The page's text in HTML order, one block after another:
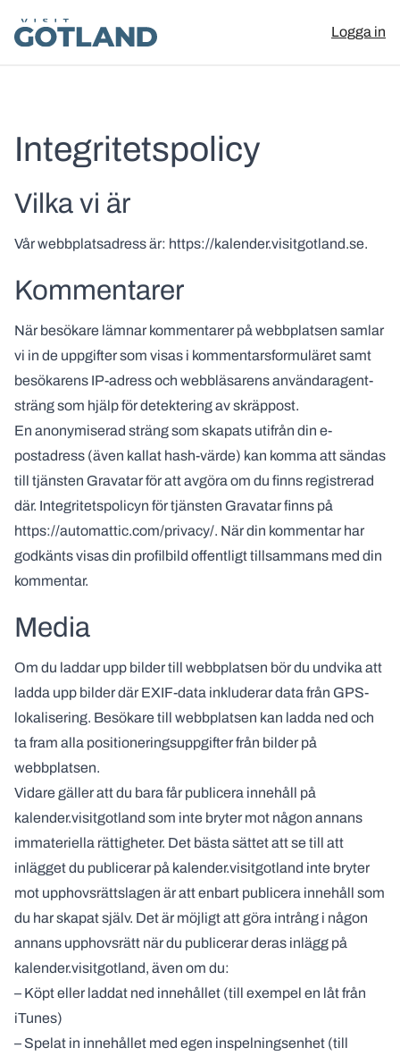
Visit Gotland
Logga in
Integritetspolicy
Vilka vi är
Vår webbplatsadress är: https://kalender.visitgotland.se.
Kommentarer
När besökare lämnar kommentarer på webbplatsen samlar
vi in de uppgifter som visas i kommentarsformuläret samt
besökarens IP-adress och webbläsarens användaragent-
sträng som hjälp för detektering av skräppost.
En anonymiserad sträng som skapats utifrån din e-
postadress (även kallat hash-värde) kan komma att sändas
till tjänsten Gravatar för att avgöra om du finns registrerad
där. Integritetspolicyn för tjänsten Gravatar finns på
https://automattic.com/privacy/. När din kommentar har
godkänts visas din profilbild offentligt tillsammans med din
kommentar.
Media
Om du laddar upp bilder till webbplatsen bör du undvika att
ladda upp bilder där EXIF-data inkluderar data från GPS-
lokalisering. Besökare till webbplatsen kan ladda ned och
ta fram alla positioneringsuppgifter från bilder på
webbplatsen.
Vidare gäller att du bara får publicera innehåll på
kalender.visitgotland som inte bryter mot någon annans
immateriella rättigheter. Det bästa sättet att se till att
inlägget du publicerar på kalender.visitgotland inte bryter
mot upphovsrättslagen är att enbart publicera innehåll som
du har skapat själv. Det är möjligt att göra intrång i någon
annans upphovsrätt när du publicerar deras inlägg på
kalender.visitgotland, även om du:
– Köpt eller laddat ned innehållet (till exempel en låt från
iTunes)
– Spelat in innehållet med egen inspelningsenhet (till